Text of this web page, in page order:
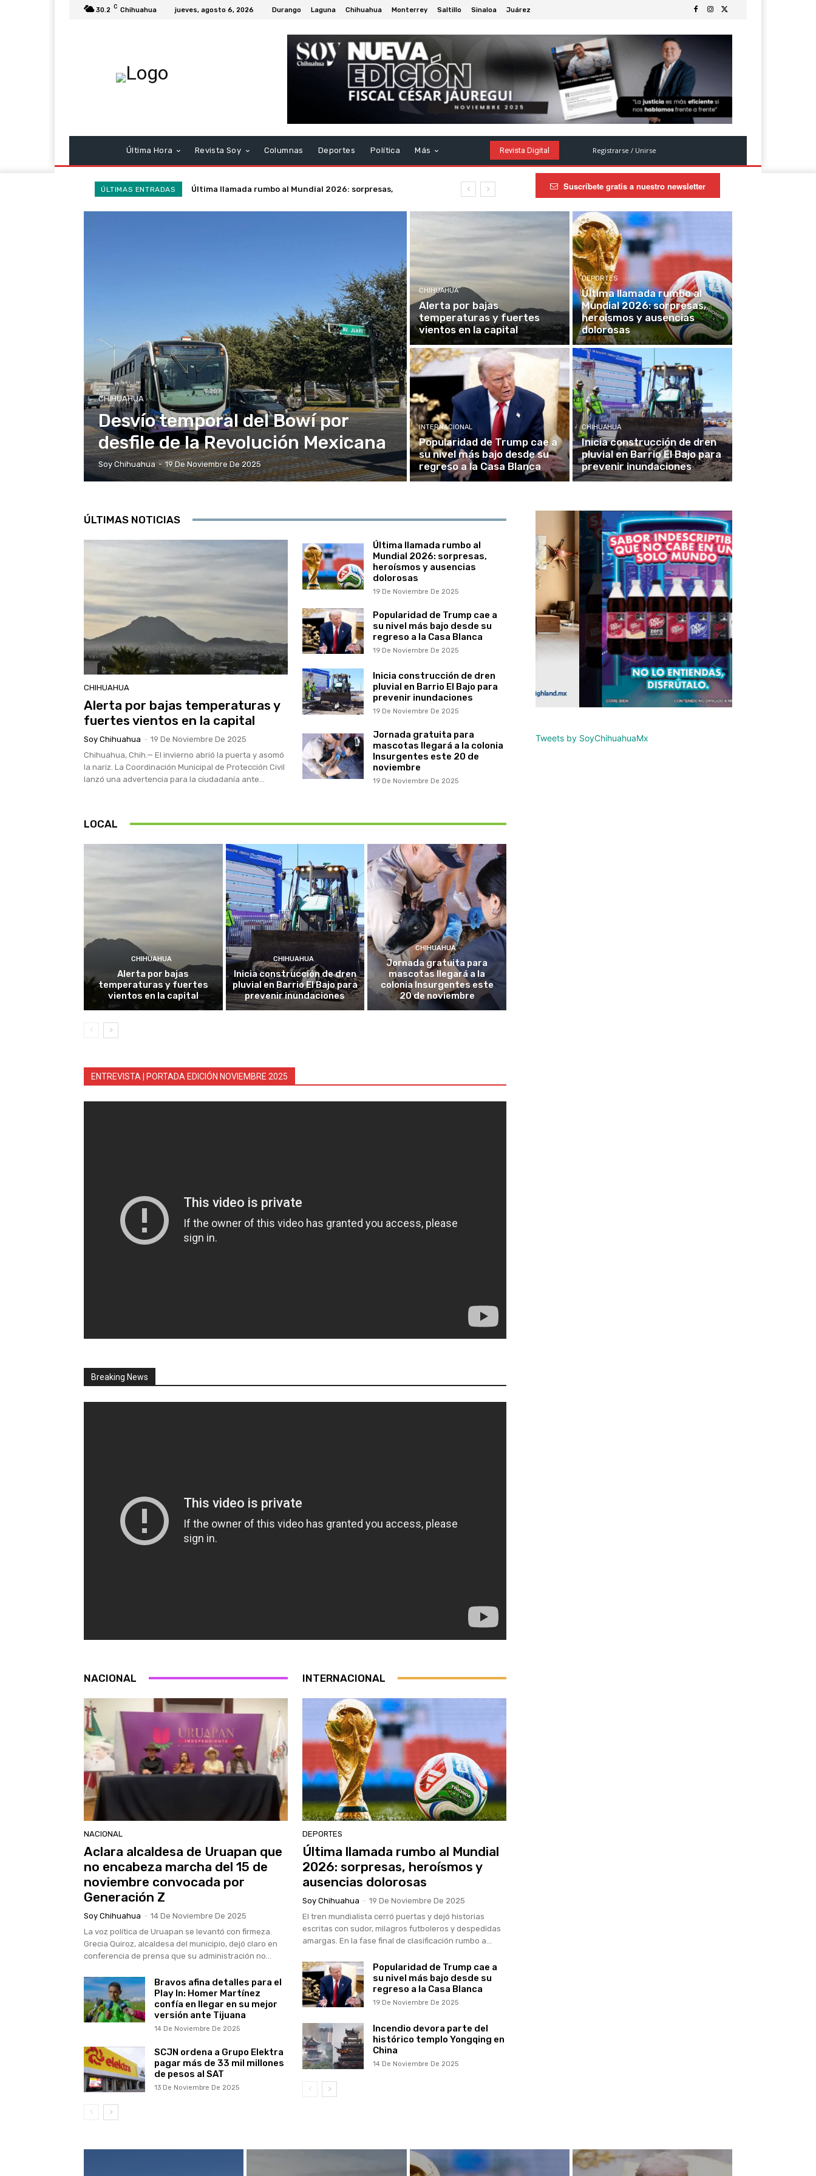
30.2 C Chihuahua jueves, agosto 6, 2026 Durango Laguna Chihuahua Monterrey Saltillo Sinaloa Juárez
Última Hora Revista Soy Columnas Deportes Política Más Revista Digital Registrarse / Unirse
ÚLTIMAS ENTRADAS
Última llamada rumbo al Mundial 2026: sorpresas,
Suscríbete gratis a nuestro newsletter
CHIHUAHUA
Desvío temporal del Bowí por
desfile de la Revolución Mexicana
Soy Chihuahua - 19 De Noviembre De 2025
CHIHUAHUA
Alerta por bajas
temperaturas y fuertes
vientos en la capital
DEPORTES
Última llamada rumbo al
Mundial 2026: sorpresas,
heroísmos y ausencias
dolorosas
INTERNACIONAL
Popularidad de Trump cae a
su nivel más bajo desde su
regreso a la Casa Blanca
CHIHUAHUA
Inicia construcción de dren
pluvial en Barrio El Bajo para
prevenir inundaciones
ÚLTIMAS NOTICIAS
CHIHUAHUA
Alerta por bajas temperaturas y
fuertes vientos en la capital
Soy Chihuahua - 19 De Noviembre De 2025
Chihuahua, Chih.— El invierno abrió la puerta y asomó
la nariz. La Coordinación Municipal de Protección Civil
lanzó una advertencia para la ciudadanía ante...
Última llamada rumbo al
Mundial 2026: sorpresas,
heroísmos y ausencias
dolorosas
19 De Noviembre De 2025
Popularidad de Trump cae a
su nivel más bajo desde su
regreso a la Casa Blanca
19 De Noviembre De 2025
Inicia construcción de dren
pluvial en Barrio El Bajo para
prevenir inundaciones
19 De Noviembre De 2025
Jornada gratuita para
mascotas llegará a la colonia
Insurgentes este 20 de
noviembre
19 De Noviembre De 2025
LOCAL
CHIHUAHUA
Alerta por bajas
temperaturas y fuertes
vientos en la capital
CHIHUAHUA
Inicia construcción de dren
pluvial en Barrio El Bajo para
prevenir inundaciones
CHIHUAHUA
Jornada gratuita para
mascotas llegará a la
colonia Insurgentes este
20 de noviembre
ENTREVISTA | PORTADA EDICIÓN NOVIEMBRE 2025
Breaking News
NACIONAL
NACIONAL
Aclara alcaldesa de Uruapan que
no encabeza marcha del 15 de
noviembre convocada por
Generación Z
Soy Chihuahua - 14 De Noviembre De 2025
La voz política de Uruapan se levantó con firmeza.
Grecia Quiroz, alcaldesa del municipio, dejó claro en
conferencia de prensa que su administración no...
Bravos afina detalles para el
Play In: Homer Martínez
confía en llegar en su mejor
versión ante Tijuana
14 De Noviembre De 2025
SCJN ordena a Grupo Elektra
pagar más de 33 mil millones
de pesos al SAT
13 De Noviembre De 2025
INTERNACIONAL
DEPORTES
Última llamada rumbo al Mundial
2026: sorpresas, heroísmos y
ausencias dolorosas
Soy Chihuahua - 19 De Noviembre De 2025
El tren mundialista cerró puertas y dejó historias
escritas con sudor, milagros futboleros y despedidas
amargas. En la fase final de clasificación rumbo a...
Popularidad de Trump cae a
su nivel más bajo desde su
regreso a la Casa Blanca
19 De Noviembre De 2025
Incendio devora parte del
histórico templo Yongqing en
China
14 De Noviembre De 2025
Tweets by SoyChihuahuaMx